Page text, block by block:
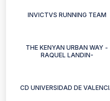
INVICTVS RUNNING TEAM
THE KENYAN URBAN WAY -
RAQUEL LANDIN-
CD UNIVERSIDAD DE